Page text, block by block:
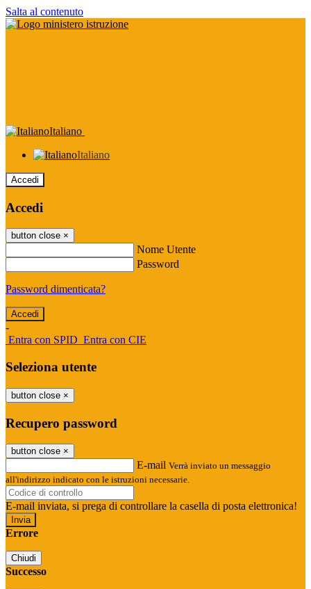
Salta al contenuto
Italiano
Italiano
Accedi
Accedi
button close ×
Nome Utente
Password
Password dimenticata?
-
Entra con SPID Entra con CIE
Seleziona utente
button close ×
Recupero password
button close ×
E-mail Verrà inviato un messaggio
all'indirizzo indicato con le istruzioni necessarie.
E-mail inviata, si prega di controllare la casella di posta elettronica!
Errore
Chiudi
Successo